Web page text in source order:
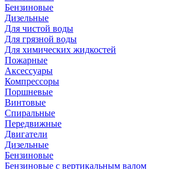
Бензиновые
Дизельные
Для чистой воды
Для грязной воды
Для химических жидкостей
Пожарные
Аксессуары
Компрессоры
Поршневые
Винтовые
Спиральные
Передвижные
Двигатели
Дизельные
Бензиновые
Бензиновые с вертикальным валом